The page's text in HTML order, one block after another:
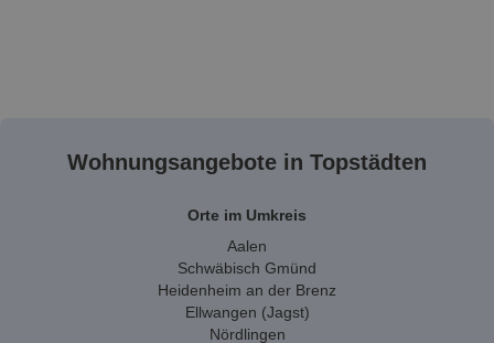
Wohnungsangebote in Topstädten
Orte im Umkreis
Aalen
Schwäbisch Gmünd
Heidenheim an der Brenz
Ellwangen (Jagst)
Nördlingen